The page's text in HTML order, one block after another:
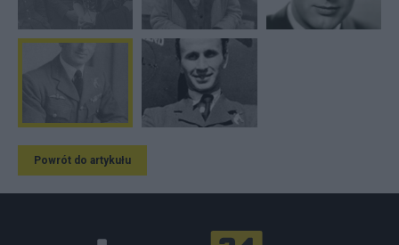
Powrót do artykułu